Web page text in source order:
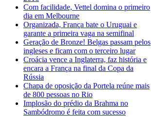
Com facilidade, Vettel domina o primeiro
dia em Melbourne
Organizada, França bate o Uruguai e
garante a primeira vaga na semifinal
Geração de Bronze! Belgas passam pelos
ingleses e ficam com o terceiro lugar
Croácia vence a Inglaterra, faz história e
encara a França na final da Copa da
Rússia
Chapa de oposição da Portela reúne mais
de 800 pessoas no Rio
Implosão do prédio da Brahma no
Sambódromo é feita com sucesso